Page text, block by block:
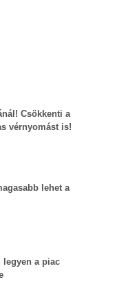
Csökkenti a
vérnyomást is!
lehet a
legyen a piac